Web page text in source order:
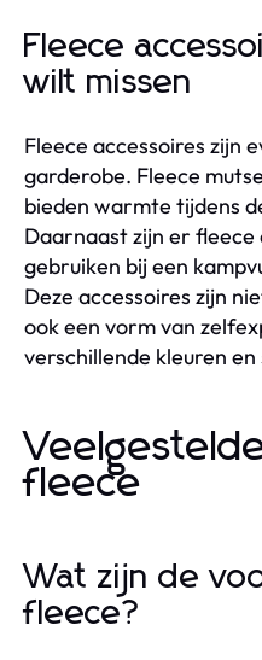
Fleece
wilt missen
Fleece accessoires zijn
garderobe. Fleece
bieden warmte tijdens
Daarnaast zijn er fleece
gebruiken bij een
Deze accessoires zijn
ook een vorm van
verschillende kleuren
fleece
Wat zijn de
fleece?